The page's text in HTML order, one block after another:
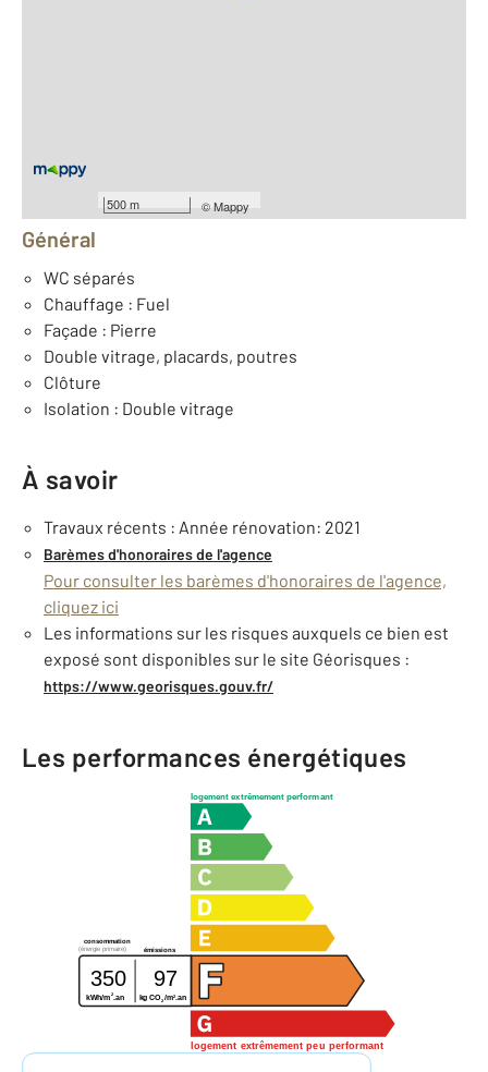
500 m ©Mappy
Équipements
Général
WC séparés
Chauffage : Fuel
Façade : Pierre
Double vitrage, placards, poutres
Clôture
Isolation : Double vitrage
À savoir
Travaux récents : Année rénovation: 2021
Barèmes d'honoraires de l'agence
Pour consulter les barèmes d'honoraires de l'agence,
cliquez ici
Les informations sur les risques auxquels ce bien est
exposé sont disponibles sur le site Géorisques :
https://www.georisques.gouv.fr/
Les performances énergétiques
logement extrêmement performant
logement extrêmement peu performant
consommation
émissions
(énergie primaire)
350 97
kWh/m 2 .an kg CO2/m2 .an